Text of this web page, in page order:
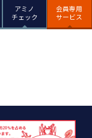
アミノ
チェック
会員専用
サービス